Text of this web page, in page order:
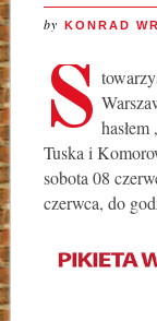
by KONRAD
S
Tuska i
sobota 08
czerwca, do